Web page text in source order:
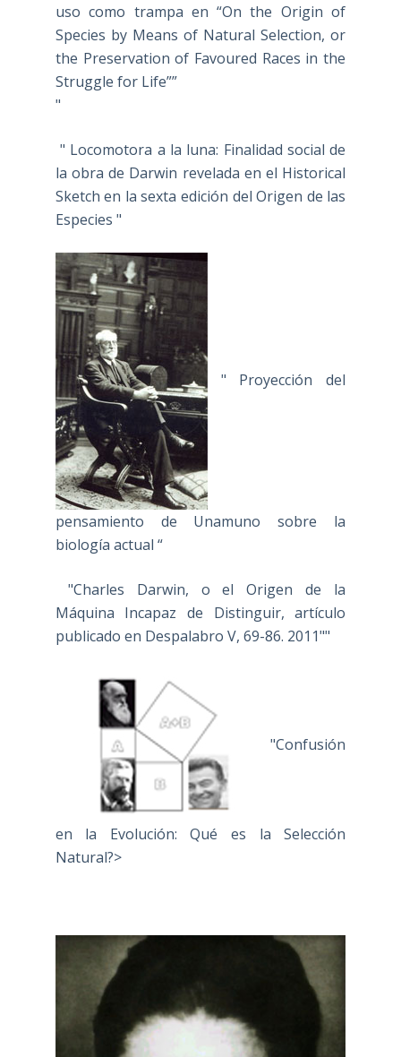
uso como trampa en “On the Origin of
Species by Means of Natural Selection, or
the Preservation of Favoured Races in the
Struggle for Life””
"
" Locomotora a la luna: Finalidad social de
la obra de Darwin revelada en el Historical
Sketch en la sexta edición del Origen de las
Especies "
" Proyección del
pensamiento de Unamuno sobre la
biología actual “
"Charles Darwin, o el Origen de la
Máquina Incapaz de Distinguir, artículo
publicado en Despalabro V, 69-86. 2011""
"Confusión
en la Evolución: Qué es la Selección
Natural?>